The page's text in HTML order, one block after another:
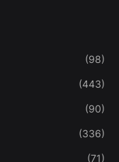
(98)
(443)
(90)
(336)
(71)